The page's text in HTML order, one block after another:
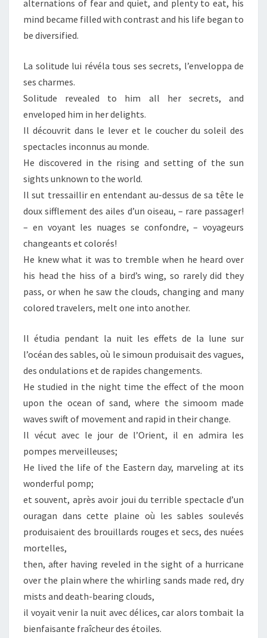
alternations of fear and quiet, and plenty to eat, his
mind became filled with contrast and his life began to
be diversified.
La solitude lui révéla tous ses secrets, l’enveloppa de
ses charmes.
Solitude revealed to him all her secrets, and
enveloped him in her delights.
Il découvrit dans le lever et le coucher du soleil des
spectacles inconnus au monde.
He discovered in the rising and setting of the sun
sights unknown to the world.
Il sut tressaillir en entendant au-dessus de sa tête le
doux sifflement des ailes d’un oiseau, – rare passager!
– en voyant les nuages se confondre, – voyageurs
changeants et colorés!
He knew what it was to tremble when he heard over
his head the hiss of a bird’s wing, so rarely did they
pass, or when he saw the clouds, changing and many
colored travelers, melt one into another.
Il étudia pendant la nuit les effets de la lune sur
l’océan des sables, où le simoun produisait des vagues,
des ondulations et de rapides changements.
He studied in the night time the effect of the moon
upon the ocean of sand, where the simoom made
waves swift of movement and rapid in their change.
Il vécut avec le jour de l’Orient, il en admira les
pompes merveilleuses;
He lived the life of the Eastern day, marveling at its
wonderful pomp;
et souvent, après avoir joui du terrible spectacle d’un
ouragan dans cette plaine où les sables soulevés
produisaient des brouillards rouges et secs, des nuées
mortelles,
then, after having reveled in the sight of a hurricane
over the plain where the whirling sands made red, dry
mists and death-bearing clouds,
il voyait venir la nuit avec délices, car alors tombait la
bienfaisante fraîcheur des étoiles.